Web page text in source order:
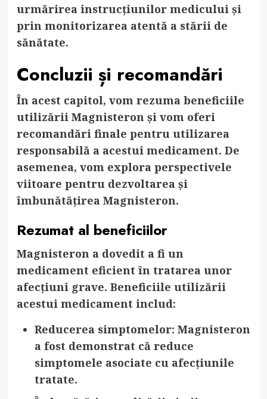
urmărirea instrucțiunilor medicului și
prin monitorizarea atentă a stării de
sănătate.
Concluzii și recomandări
În acest capitol, vom rezuma beneficiile
utilizării Magnisteron și vom oferi
recomandări finale pentru utilizarea
responsabilă a acestui medicament. De
asemenea, vom explora perspectivele
viitoare pentru dezvoltarea și
îmbunătățirea Magnisteron.
Rezumat al beneficiilor
Magnisteron a dovedit a fi un
medicament eficient în tratarea unor
afecțiuni grave. Beneficiile utilizării
acestui medicament includ:
Reducerea simptomelor: Magnisteron
a fost demonstrat că reduce
simptomele asociate cu afecțiunile
tratate.